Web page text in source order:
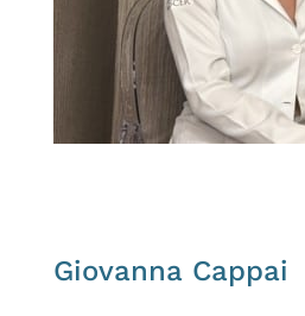
Giovanna Cappai